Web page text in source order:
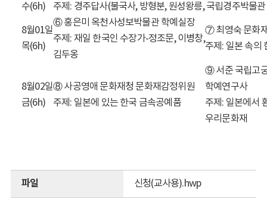
수(6h)
주제: 경주답사(불국사, 방형분, 원성왕릉, 국립경주박물
8월01일
목(6h)
⑥ 홍은미 옥천사성보박물관 학예실장
주제: 재일 한국인 수장가-정조문, 이병창,
김두옹
⑦ 최영숙 문화
주제: 일본 속의
8월02일
금(6h)
⑧ 사공영애 문화재청 문화재감정위원
주제: 일본에 있는 한국 금속공예품
⑨ 서준 국립고
학예연구사
주제: 일본에서
우리문화재
파일 신청(교사용).hwp